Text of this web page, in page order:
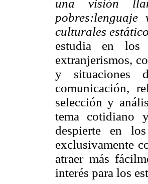
una visión
pobres:lenguaje
culturales
estudia en los
extranjerismos,
y situaciones
comunicación,
selección y
tema cotidiano
despierte en
exclusivamente
atraer más
interés para los